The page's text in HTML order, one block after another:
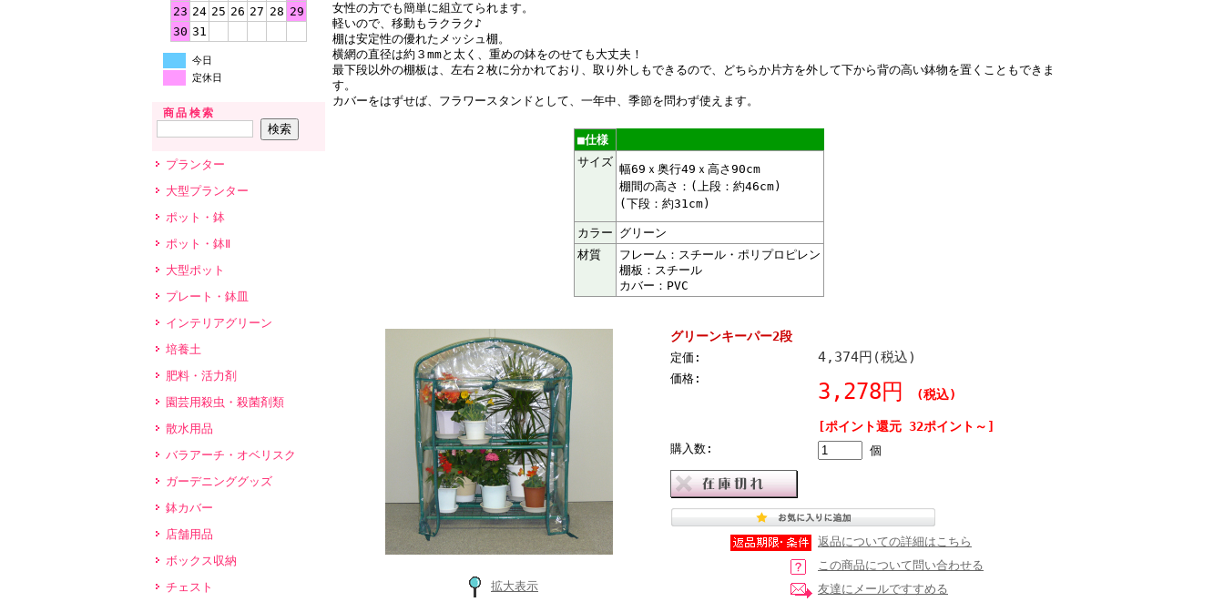
23 24 25 26 27 28 29
30 31
今日
定休日
商品検索
プランター
大型プランター
ポット・鉢
ポット・鉢Ⅱ
大型ポット
プレート・鉢皿
インテリアグリーン
培養土
肥料・活力剤
園芸用殺虫・殺菌剤類
散水用品
バラアーチ・オベリスク
ガーデニンググッズ
鉢カバー
店舗用品
ボックス収納
チェスト
女性の方でも簡単に組立てられます。
軽いので、移動もラクラク♪
棚は安定性の優れたメッシュ棚。
横網の直径は約３mmと太く、重めの鉢をのせても大丈夫！
最下段以外の棚板は、左右２枚に分かれており、取り外しもできるので、どちらか片方を外して下から背の高い鉢物を置くこともできま
す。
カバーをはずせば、フラワースタンドとして、一年中、季節を問わず使えます。
■仕様
サイズ
幅69ｘ奥行49ｘ高さ90cm
棚間の高さ：(上段：約46cm)
(下段：約31cm)
カラー グリーン
材質
フレーム：スチール・ポリプロピレン
棚板：スチール
カバー：PVC
拡大表示
グリーンキーパー2段
定価: 4,374円(税込)
価格:
3,278円 (税込)
[ポイント還元 32ポイント～]
購入数: 個
返品についての詳細はこちら
この商品について問い合わせる
友達にメールですすめる